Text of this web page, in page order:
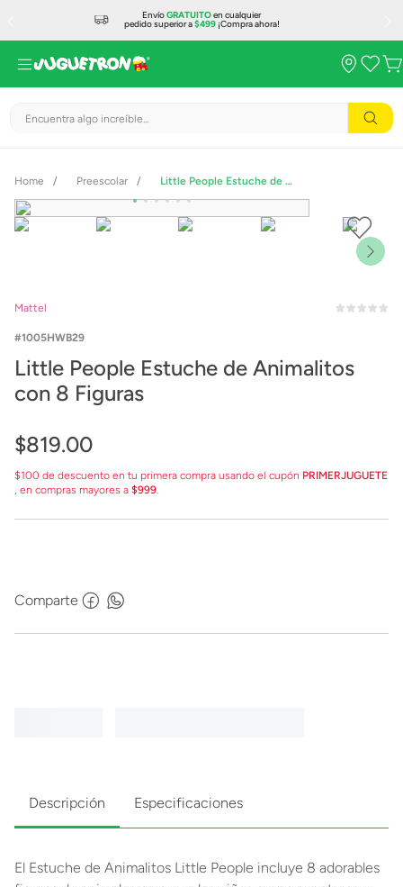
EnvíoGRATUITOen cualquier
pedido superior a$499¡Compra ahora!
Encuentra algo increíble...
Preescolar Little People Estuche de Animalitos con 8 Figuras
Mattel
1005HWB29
Little People Estuche de Animalitos
con 8 Figuras
$819.00
$100 de descuento en tu primera compra usando el cupón PRIMERJUGUETE
, en compras mayores a $999.
Comparte
Descripción Especificaciones
El Estuche de Animalitos Little People incluye 8 adorables